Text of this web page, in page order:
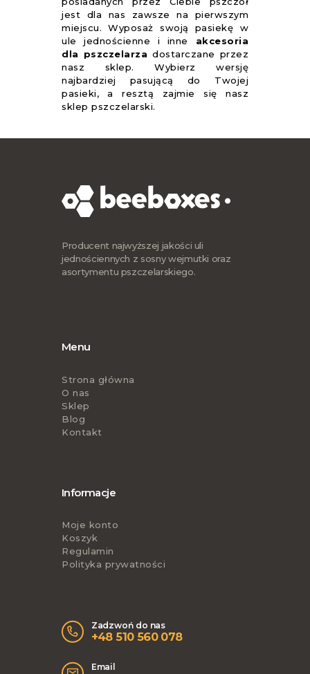
jest dla nas zawsze na pierwszym
miejscu. Wyposaż swoją pasiekę w
ule jednościenne i inne akcesoria
dla pszczelarza dostarczane przez
nasz sklep. Wybierz wersję
najbardziej pasującą do Twojej
pasieki, a resztą zajmie się nasz
sklep pszczelarski.
Producent najwyższej jakości uli
jednościennych z sosny wejmutki oraz
asortymentu pszczelarskiego.
Menu
Strona główna
O nas
Sklep
Blog
Kontakt
Informacje
Moje konto
Koszyk
Regulamin
Polityka prywatności
Zadzwoń do nas
+48 510 560 078
Email